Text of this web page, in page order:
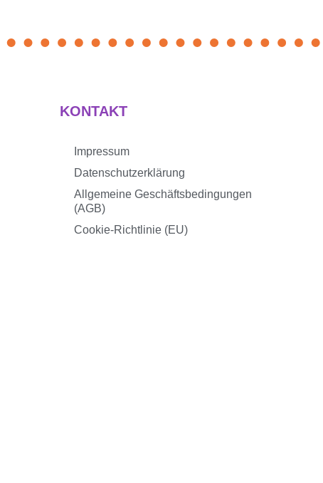
KONTAKT
Impressum
Datenschutzerklärung
Allgemeine Geschäftsbedingungen
(AGB)
Cookie-Richtlinie (EU)